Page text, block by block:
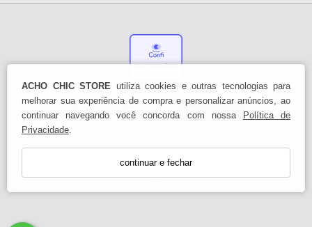
ACHO CHIC STORE utiliza cookies e outras tecnologias para
melhorar sua experiência de compra e personalizar anúncios, ao
continuar navegando você concorda com nossa
Política de
Privacidade.
continuar e fechar